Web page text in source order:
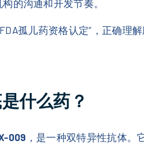
的沟通和开发节奏。
孤儿药资格认定”，正确理解
什么药？
009 ，是一种双特异性抗体